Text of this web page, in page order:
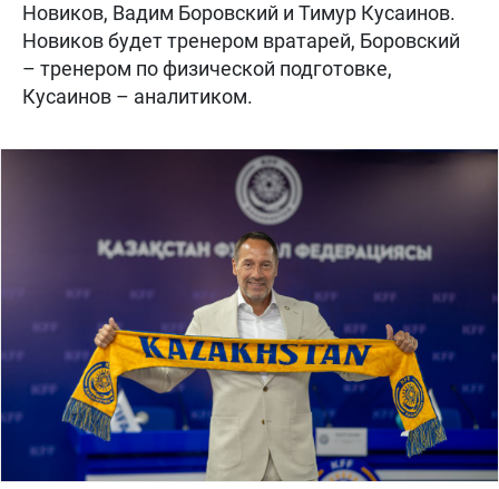
Новиков, Вадим Боровский и Тимур Кусаинов.
Новиков будет тренером вратарей, Боровский
– тренером по физической подготовке,
Кусаинов – аналитиком.